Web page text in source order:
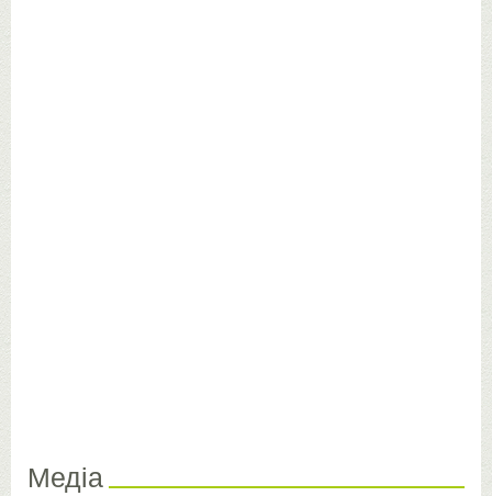
Медіа